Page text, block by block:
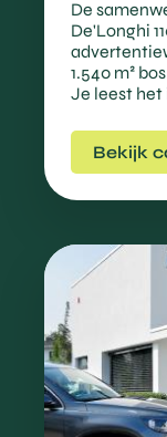
De
De'Longhi
1.540 m²
Je leest het
Bekijk